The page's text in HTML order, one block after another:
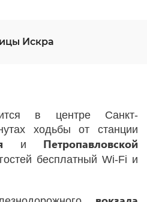
Искра
в центре Санкт-
ходьбы от станции
и Петропавловской
бесплатный Wi-Fi и